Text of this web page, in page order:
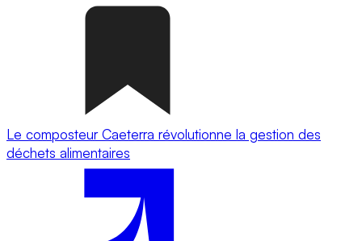
Le composteur Caeterra révolutionne la gestion des
déchets alimentaires